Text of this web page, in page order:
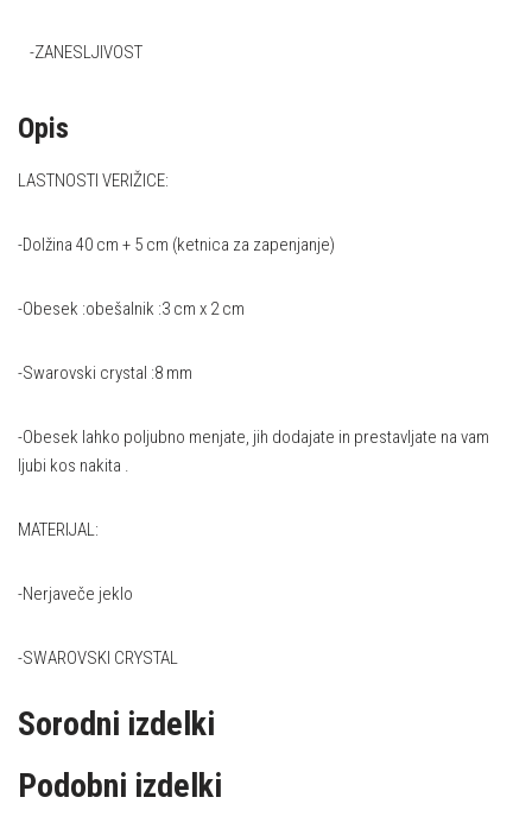
-ZANESLJIVOST
Opis
LASTNOSTI VERIŽICE:
-Dolžina 40 cm + 5 cm (ketnica za zapenjanje)
-Obesek :obešalnik :3 cm x 2 cm
-Swarovski crystal :8 mm
-Obesek lahko poljubno menjate, jih dodajate in prestavljate na vam
ljubi kos nakita .
MATERIJAL:
-Nerjaveče jeklo
-SWAROVSKI CRYSTAL
Sorodni izdelki
Podobni izdelki